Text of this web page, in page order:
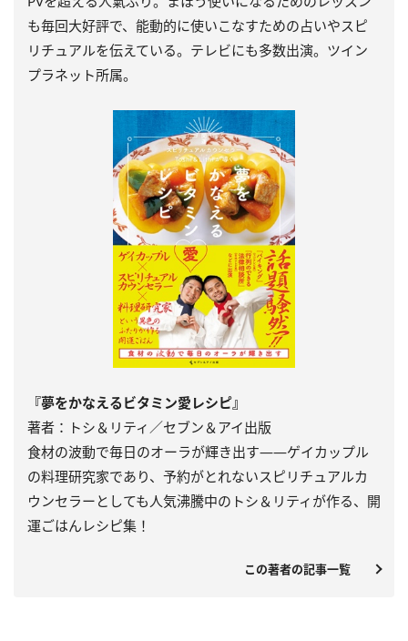
も毎回大好評で、能動的に使いこなすための占いやスピ
リチュアルを伝えている。テレビにも多数出演。ツイン
プラネット所属。
『夢をかなえるビタミン愛レシピ』
著者：トシ＆リティ／セブン＆アイ出版
食材の波動で毎日のオーラが輝き出す――ゲイカップル
の料理研究家であり、予約がとれないスピリチュアルカ
ウンセラーとしても人気沸騰中のトシ＆リティが作る、開
運ごはんレシピ集！
この著者の記事一覧